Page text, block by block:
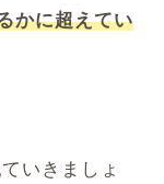
かに超えてい
いきましょ